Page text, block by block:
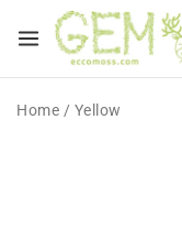
Home / Yellow